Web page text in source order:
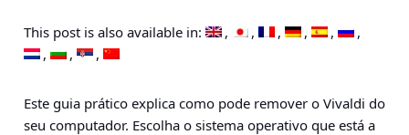
This post is also available in:
Este guia prático explica como pode remover o Vivaldi do
seu computador. Escolha o sistema operativo que está a